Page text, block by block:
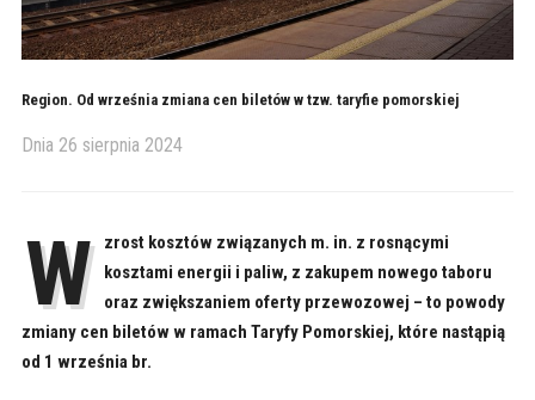
Region. Od września zmiana cen biletów w tzw. taryfie pomorskiej
Dnia 26 sierpnia 2024
W
zrost kosztów związanych m. in. z rosnącymi
kosztami energii i paliw, z zakupem nowego taboru
oraz zwiększaniem oferty przewozowej – to powody
zmiany cen biletów w ramach Taryfy Pomorskiej, które nastąpią
od 1 września br.